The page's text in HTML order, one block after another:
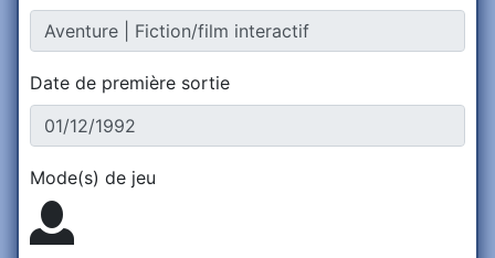
Date de première sortie
Mode(s) de jeu